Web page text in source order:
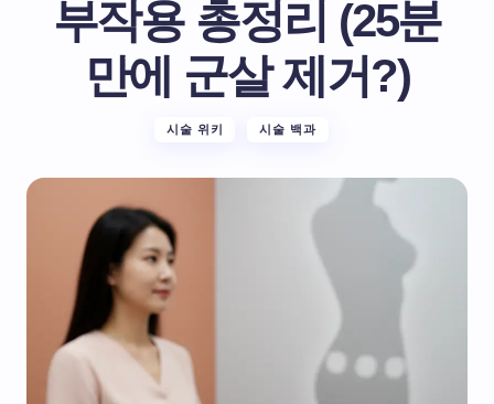
부작용 총정리 (25분
만에 군살 제거?)
시술 위키 시술 백과